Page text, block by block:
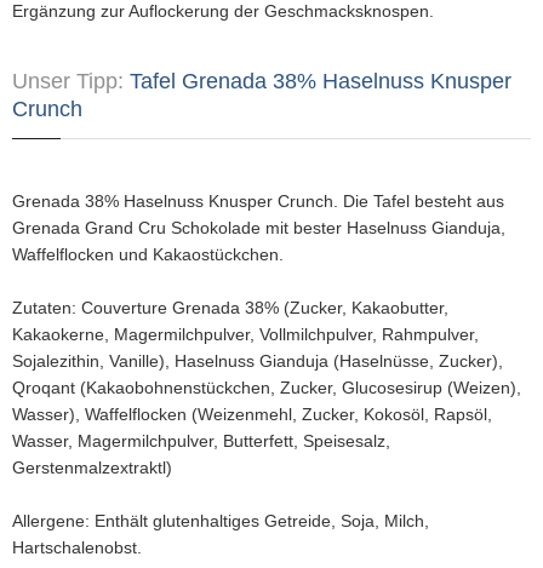
Ergänzung zur Auflockerung der Geschmacksknospen.
Unser Tipp: Tafel Grenada 38% Haselnuss Knusper
Crunch
Grenada 38% Haselnuss Knusper Crunch. Die Tafel besteht aus
Grenada Grand Cru Schokolade mit bester Haselnuss Gianduja,
Waffelflocken und Kakaostückchen.
Zutaten: Couverture Grenada 38% (Zucker, Kakaobutter,
Kakaokerne, Magermilchpulver, Vollmilchpulver, Rahmpulver,
Sojalezithin, Vanille), Haselnuss Gianduja (Haselnüsse, Zucker),
Qroqant (Kakaobohnenstückchen, Zucker, Glucosesirup (Weizen),
Wasser), Waffelflocken (Weizenmehl, Zucker, Kokosöl, Rapsöl,
Wasser, Magermilchpulver, Butterfett, Speisesalz,
Gerstenmalzextraktl)
Allergene: Enthält glutenhaltiges Getreide, Soja, Milch,
Hartschalenobst.